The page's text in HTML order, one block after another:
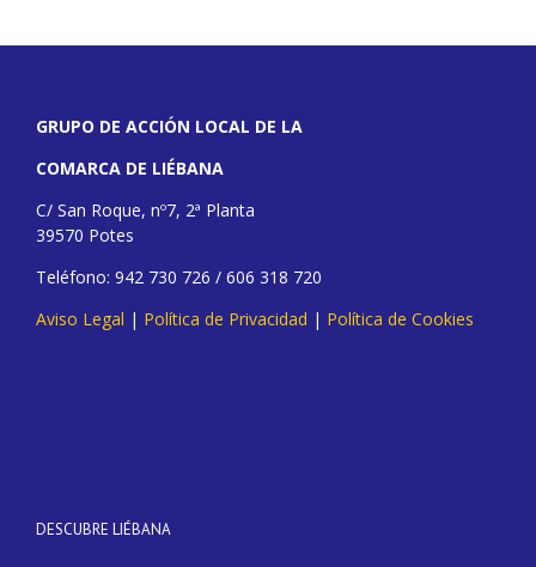
GRUPO DE ACCIÓN LOCAL DE LA
COMARCA DE LIÉBANA
C/ San Roque, nº7, 2ª Planta
39570 Potes
Teléfono: 942 730 726 / 606 318 720
Aviso Legal | Política de Privacidad | Política de Cookies
DESCUBRE LIÉBANA